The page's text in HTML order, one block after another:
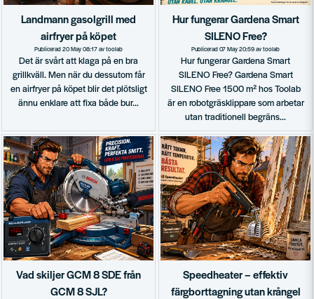
Landmann gasolgrill med
airfryer på köpet
Publicerad 20 May 08:17 av toolab
Det är svårt att klaga på en bra
grillkväll. Men när du dessutom får
en airfryer på köpet blir det plötsligt
ännu enklare att fixa både bur...
Hur fungerar Gardena Smart
SILENO Free?
Publicerad 07 May 20:59 av toolab
Hur fungerar Gardena Smart
SILENO Free? Gardena Smart
SILENO Free 1500 m² hos Toolab
är en robotgräsklippare som arbetar
utan traditionell begräns...
Vad skiljer GCM 8 SDE från
GCM 8 SJL?
Speedheater – effektiv
färgborttagning utan krångel